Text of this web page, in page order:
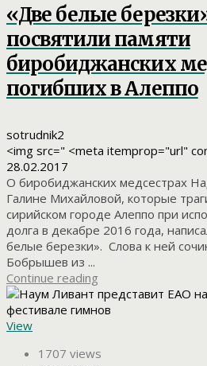
«Две белые
посвятили памяти
биробиджанских
погибших в Алеппо
sotrudnik2
<img src=" <meta itemprop="url"
28.02.2017
О биробиджанских медсестрах
Галине Михайловой, которые
сирийском городе Алеппо при
долга в декабре 2016 года,
белые березки». Слова к ней
Бобрышев из ...
Continue reading
View
1707 views